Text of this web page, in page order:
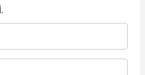
أريد ردًا على رأيي.